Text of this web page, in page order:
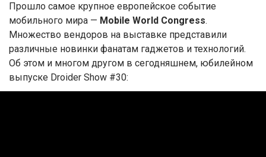
Прошло самое крупное европейское событие
мобильного мира — Mobile World Congress.
Множество вендоров на выставке представили
различные новинки фанатам гаджетов и технологий.
Об этом и многом другом в сегодняшнем, юбилейном
выпуске Droider Show #30: